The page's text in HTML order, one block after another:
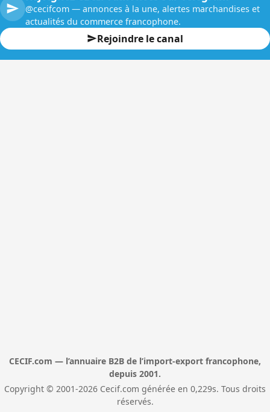
@cecifcom — annonces à la une, alertes marchandises et
actualités du commerce francophone.
Rejoindre le canal
CECIF.com — l’annuaire B2B de l’import-export francophone,
depuis 2001.
Copyright © 2001-2026 Cecif.com générée en 0,229s. Tous droits
réservés.